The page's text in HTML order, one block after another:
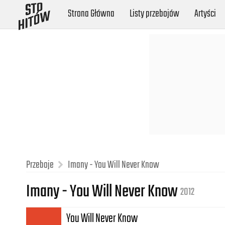
Strona Główna Listy przebojów Artyści
Przeboje Imany - You Will Never Know
Imany - You Will Never Know2012
You Will Never Know